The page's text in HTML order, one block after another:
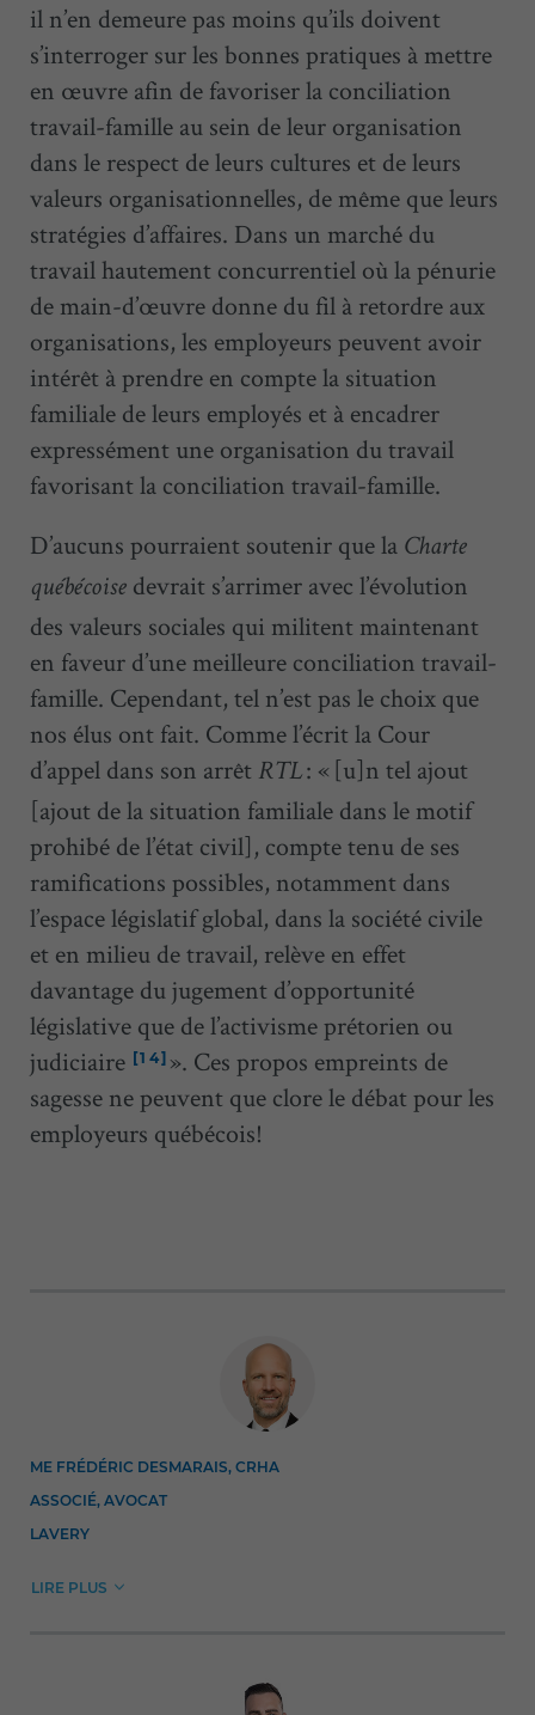
il n’en demeure pas moins qu’ils doivent
s’interroger sur les bonnes pratiques à mettre
en œuvre afin de favoriser la conciliation
travail-famille au sein de leur organisation
dans le respect de leurs cultures et de leurs
valeurs organisationnelles, de même que leurs
stratégies d’affaires. Dans un marché du
travail hautement concurrentiel où la pénurie
de main-d’œuvre donne du fil à retordre aux
organisations, les employeurs peuvent avoir
intérêt à prendre en compte la situation
familiale de leurs employés et à encadrer
expressément une organisation du travail
favorisant la conciliation travail-famille.
D’aucuns pourraient soutenir que la Charte
québécoise devrait s’arrimer avec l’évolution
des valeurs sociales qui militent maintenant
en faveur d’une meilleure conciliation travail-
famille. Cependant, tel n’est pas le choix que
nos élus ont fait. Comme l’écrit la Cour
d’appel dans son arrêt RTL: « [u]n tel ajout
[ajout de la situation familiale dans le motif
prohibé de l’état civil], compte tenu de ses
ramifications possibles, notamment dans
l’espace législatif global, dans la société civile
et en milieu de travail, relève en effet
davantage du jugement d’opportunité
législative que de l’activisme prétorien ou
judiciaire [14] ». Ces propos empreints de
sagesse ne peuvent que clore le débat pour les
employeurs québécois!
ME FRÉDÉRIC DESMARAIS, CRHA
ASSOCIÉ, AVOCAT
LAVERY
LIRE PLUS